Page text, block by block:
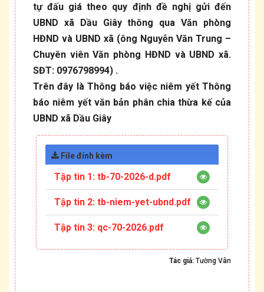
tự đấu giá theo quy định đề nghị gửi đến
UBND xã Dầu Giây thông qua Văn phòng
HĐND và UBND xã (ông Nguyễn Văn Trung –
Chuyên viên Văn phòng HĐND và UBND xã.
SĐT: 0976798994) .
Trên đây là Thông báo việc niêm yết Thông
báo niêm yết văn bản phân chia thừa kế của
UBND xã Dầu Giây
File đính kèm
Tập tin 1: tb-70-2026-d.pdf
Tập tin 2: tb-niem-yet-ubnd.pdf
Tập tin 3: qc-70-2026.pdf
Tác giả: Tường Vân